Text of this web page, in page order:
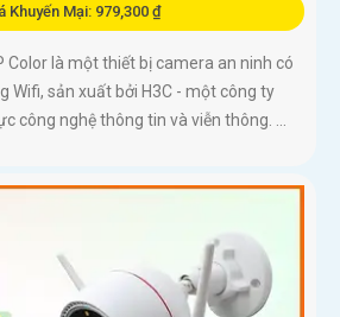
Khuyến Mại: 979,300 ₫
Color là một thiết bị camera an ninh có
Wifi, sản xuất bởi H3C - một công ty
công nghệ thông tin và viễn thông. ...